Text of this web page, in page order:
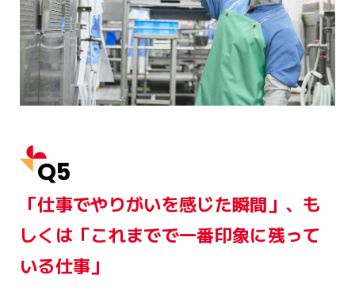
Q5
「仕事でやりがいを感じた瞬間」、も
しくは「これまでで一番印象に残って
いる仕事」